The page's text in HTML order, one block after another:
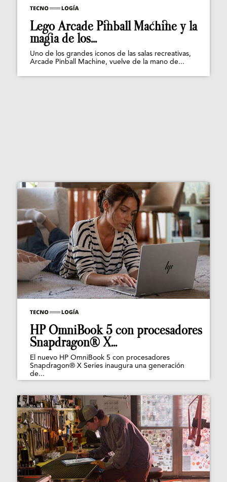
Lego Arcade Pinball Machine y la
magia de los...
Uno de los grandes iconos de las salas recreativas,
Arcade Pinball Machine, vuelve de la mano de...
HP OmniBook 5 con procesadores
Snapdragon® X...
El nuevo HP OmniBook 5 con procesadores
Snapdragon® X Series inaugura una generación
de...